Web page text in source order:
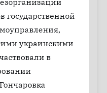
государственной
украинскими
в